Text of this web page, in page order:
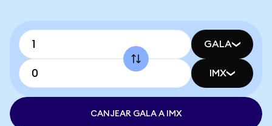
GALA
IMX
CANJEAR GALA A IMX